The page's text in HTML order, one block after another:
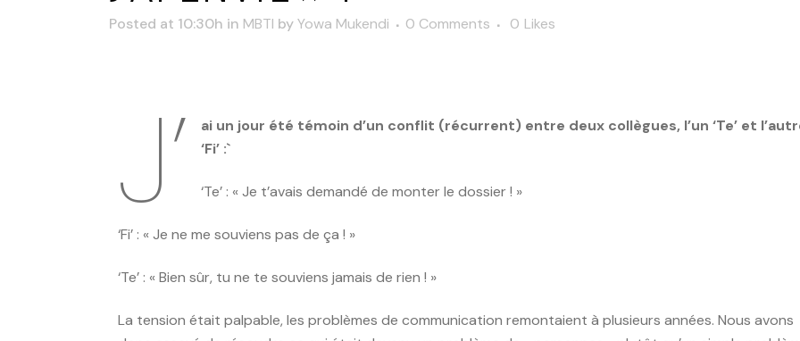
Posted at 10:30h in MBTI byYowa Mukendi 0 Comments 0 Likes
J’
ai un jour été témoin d’un conflit (récurrent) entre deux collègues, l’un ‘Te’ et
‘Fi’ :`
‘Te’ : « Je t’avais demandé de monter le dossier ! »
‘Fi’ : « Je ne me souviens pas de ça ! »
‘Te’ : « Bien sûr, tu ne te souviens jamais de rien ! »
La tension était palpable, les problèmes de communication remontaient à plusieurs années. Nous avons